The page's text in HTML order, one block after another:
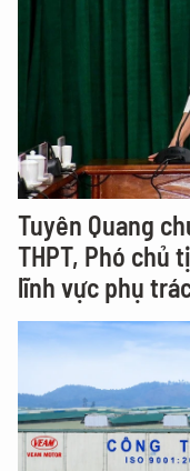
Tuyên Quang
THPT, Phó chủ
lĩnh vực phụ